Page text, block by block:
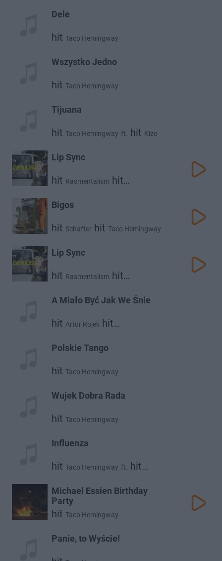
Dele
hit Taco Hemingway
Wszystko Jedno
hit Taco Hemingway
Tijuana
hit Taco Hemingway ft. hit Kizo
Lip Sync
hit Rasmentalism hit
Bigos
hit Schafter hit Taco Hemingway
Lip Sync
hit Rasmentalism hit
A Miało Być Jak We Śnie
hit Artur Rojek hit
Polskie Tango
hit Taco Hemingway
Wujek Dobra Rada
hit Taco Hemingway
Influenza
hit Taco Hemingway ft. hit
Michael Essien Birthday
Party
hit Taco Hemingway
Panie, to Wyście!